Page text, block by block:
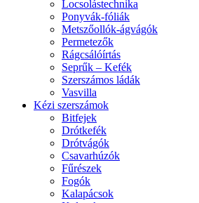
Locsolástechnika
Ponyvák-fóliák
Metszőollók-ágvágók
Permetezők
Rágcsálóírtás
Seprűk – Kefék
Szerszámos ládák
Vasvilla
Kézi szerszámok
Bitfejek
Drótkefék
Drótvágók
Csavarhúzók
Fűrészek
Fogók
Kalapácsok